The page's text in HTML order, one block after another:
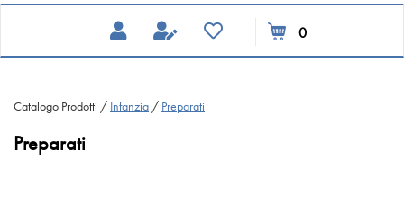
0
prodotti
inseriti
Catalogo Prodotti / Infanzia / Preparati
Preparati